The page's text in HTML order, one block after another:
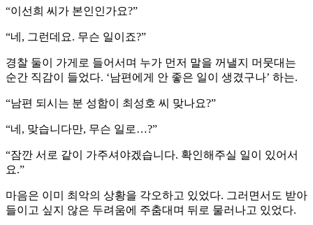
“이선희 씨가 본인인가요?”
“네, 그런데요. 무슨 일이죠?”
경찰 둘이 가게로 들어서며 누가 먼저 말을 꺼낼지 머뭇대는
순간 직감이 들었다. ‘남편에게 안 좋은 일이 생겼구나’ 하는.
“남편 되시는 분 성함이 최성호 씨 맞나요?”
“네, 맞습니다만, 무슨 일로…?”
“잠깐 서로 같이 가주셔야겠습니다. 확인해주실 일이 있어서
요.”
마음은 이미 최악의 상황을 각오하고 있었다. 그러면서도 받아
들이고 싶지 않은 두려움에 주춤대며 뒤로 물러나고 있었다.